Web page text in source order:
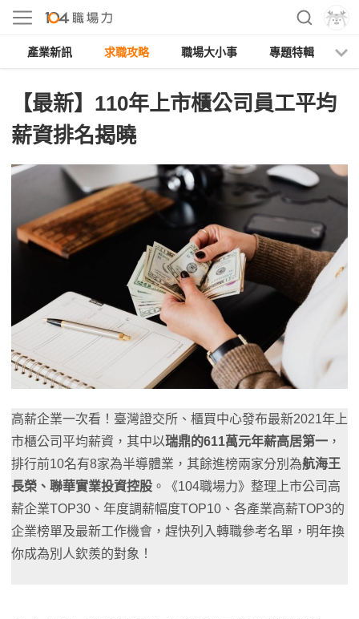
產業新訊 求職攻略 職場大小事 專題特輯
【最新】110年上市櫃公司員工平均
薪資排名揭曉
高薪企業一次看！臺灣證交所、櫃買中心發布最新2021年上
市櫃公司平均薪資，其中以瑞鼎的611萬元年薪高居第一 ，
排行前10名有8家為半導體業，其餘進榜兩家分別為航海王
長榮、聯華實業投資控股 。《104職場力》整理上市公司高
薪企業TOP30、年度調薪幅度TOP10、各產業高薪TOP3的
企業榜單及最新工作機會，趕快列入轉職參考名單，明年換
你成為別人欽羨的對象！